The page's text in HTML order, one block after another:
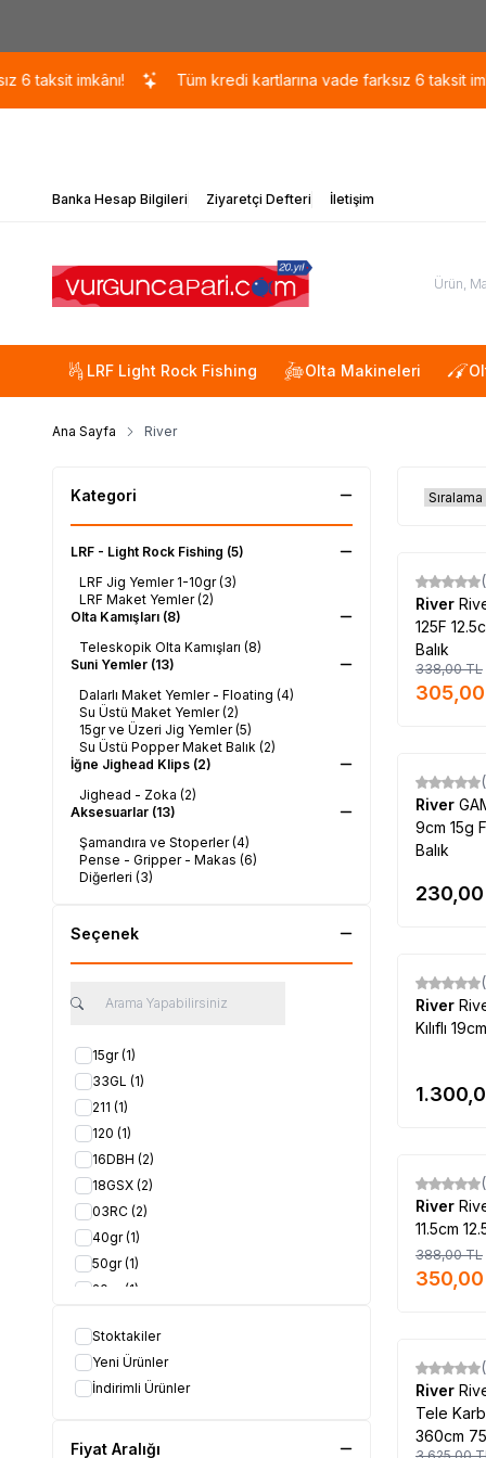
imkânı! Tüm kredi kartlarına vade farksız 6 taksit imkânı!
Banka Hesap Bilgileri Ziyaretçi Defteri İletişim
LRF Light Rock Fishing Olta Makineleri
Ana Sayfa River
Kategori
LRF - Light Rock Fishing (5)
LRF Jig Yemler 1-10gr(3)
LRF Maket Yemler(2)
Olta Kamışları (8)
Teleskopik Olta Kamışları (8)
Suni Yemler (13)
Dalarlı Maket Yemler - Floating (4)
Su Üstü Maket Yemler(2)
15gr ve Üzeri Jig Yemler(5)
Su Üstü Popper Maket Balık (2)
İğne Jighead Klips (2)
Jighead - Zoka (2)
Aksesuarlar (13)
Şamandıra ve Stoperler(4)
Pense - Gripper - Makas (6)
Diğerleri (3)
Seçenek
15gr(1)
33GL (1)
211 (1)
120 (1)
16DBH (2)
18GSX (2)
03RC (2)
40gr(1)
50gr(1)
20gr (1)
10gr(1)
Renk43(1)
Kırmızı(1)
60gr(1)
Stoktakiler
Yeni Ürünler
İndirimli Ürünler
Fiyat Aralığı
%10
River
125F
Balık
338,00TL
305,00
River
9cm 15g
Balık
230,00
River
Kılıflı
%10
River
11.5cm
388,00TL
350,00
%12
River
Tele
360cm